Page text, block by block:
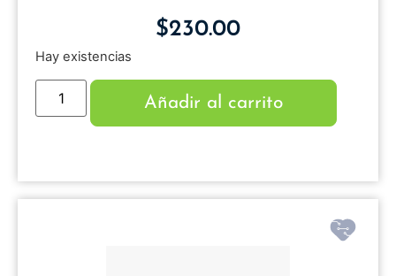
$230.00
Hay existencias
Añadir al carrito